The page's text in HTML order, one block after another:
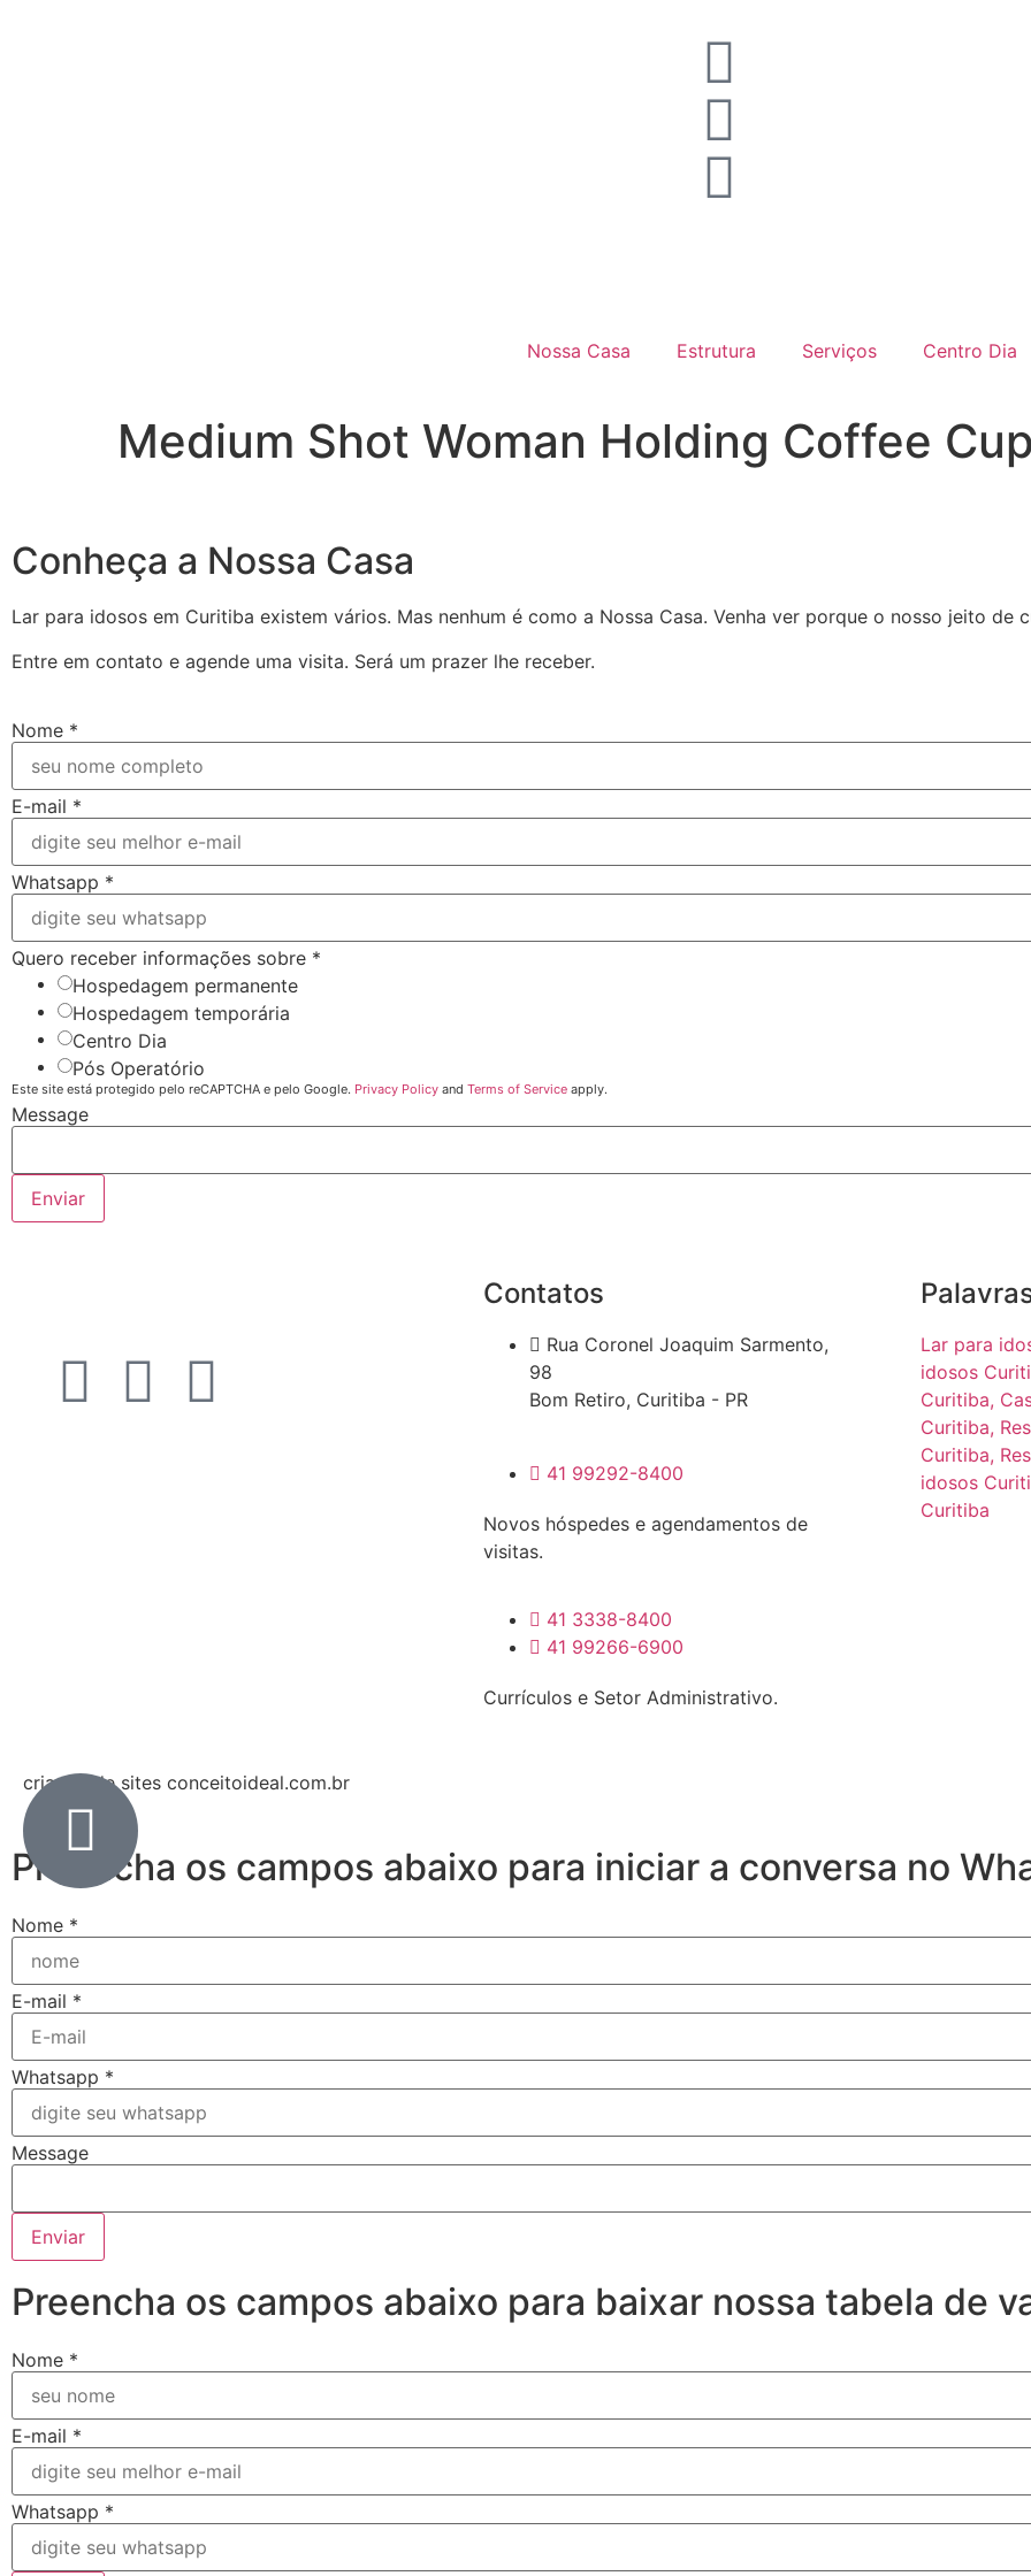
Nossa Casa Estrutura Serviços Centro Dia
Medium Shot Woman Holding Coffee Cup
Conheça a Nossa Casa
Lar para idosos em Curitiba existem vários. Mas nenhum é como a Nossa Casa. Venha ver porque o nosso jeito de
Entre em contato e agende uma visita. Será um prazer lhe receber.
Nome *
E-mail *
Whatsapp *
Quero receber informações sobre *
Hospedagem permanente
Hospedagem temporária
Centro Dia
Pós Operatório
Este site está protegido pelo reCAPTCHA e pelo Google. Privacy Policy and Terms of Service apply.
Message
Enviar
Contatos
Rua Coronel Joaquim Sarmento,
98
Bom Retiro, Curitiba - PR
41 99292-8400
Novos hóspedes e agendamentos de
visitas.
41 3338-8400
41 99266-6900
Currículos e Setor Administrativo.
Lar para
idosos
Curitiba,
Curitiba,
Curitiba,
idosos
Curitiba
criação de sites conceitoideal.com.br
Preencha os campos abaixo para iniciar a conversa no
Nome *
E-mail *
Whatsapp *
Message
Enviar
Preencha os campos abaixo para baixar nossa tabela de
Nome *
E-mail *
Whatsapp *